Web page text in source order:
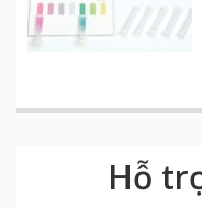
Hỗ